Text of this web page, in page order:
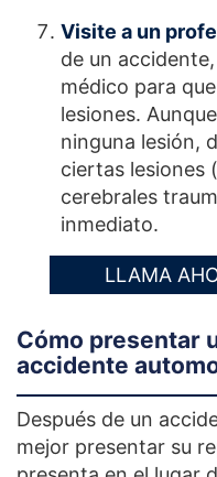
Visite a un
de un
médico para
lesiones.
ninguna lesión,
ciertas lesiones
cerebrales
inmediato.
LLAMA
Cómo presentar
accidente
Después de un
mejor presentar su